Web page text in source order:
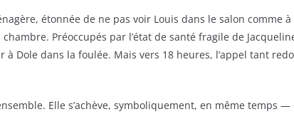
étonnée de ne pas voir Louis dans le salon comme
Préoccupés par l’état de santé fragile de
à Dole dans la foulée. Mais vers 18 heures, l’appel tant
Elle s’achève, symboliquement, en même temps —